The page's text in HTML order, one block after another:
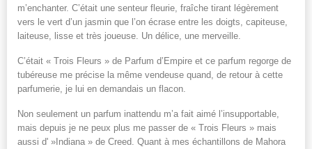
m’enchanter. C’était une senteur fleurie, fraîche tirant légèrement
vers le vert d’un jasmin que l’on écrase entre les doigts, capiteuse,
laiteuse, lisse et très joueuse. Un délice, une merveille.
C’était « Trois Fleurs » de Parfum d’Empire et ce parfum regorge de
tubéreuse me précise la même vendeuse quand, de retour à cette
parfumerie, je lui en demandais un flacon.
Non seulement un parfum inattendu m’a fait aimé l’insupportable,
mais depuis je ne peux plus me passer de « Trois Fleurs » mais
aussi d' »Indiana » de Creed. Quant à mes échantillons de Mahora